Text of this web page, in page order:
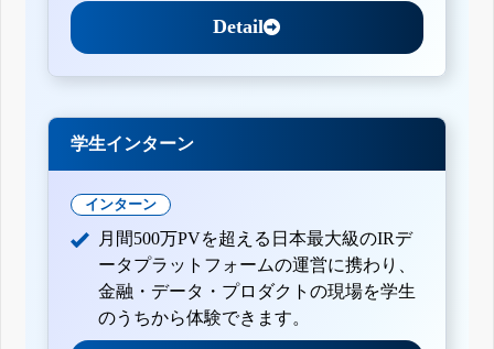
Detail
学生インターン
インターン
月間500万PVを超える日本最大級のIRデ
ータプラットフォームの運営に携わり、
金融・データ・プロダクトの現場を学生
のうちから体験できます。